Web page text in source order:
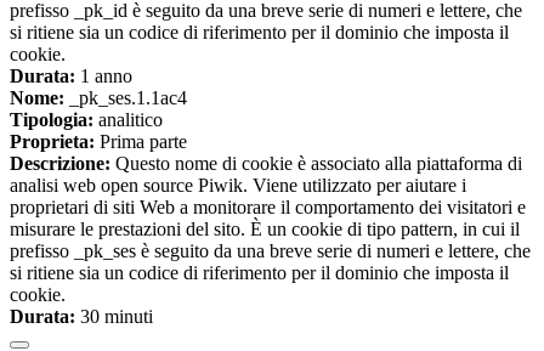
prefisso _pk_id è seguito da una breve serie di numeri e lettere, che
si ritiene sia un codice di riferimento per il dominio che imposta il
cookie.
Durata: 1 anno
Nome: _pk_ses.1.1ac4
Tipologia: analitico
Proprieta: Prima parte
Descrizione: Questo nome di cookie è associato alla piattaforma di
analisi web open source Piwik. Viene utilizzato per aiutare i
proprietari di siti Web a monitorare il comportamento dei visitatori e
misurare le prestazioni del sito. È un cookie di tipo pattern, in cui il
prefisso _pk_ses è seguito da una breve serie di numeri e lettere, che
si ritiene sia un codice di riferimento per il dominio che imposta il
cookie.
Durata: 30 minuti